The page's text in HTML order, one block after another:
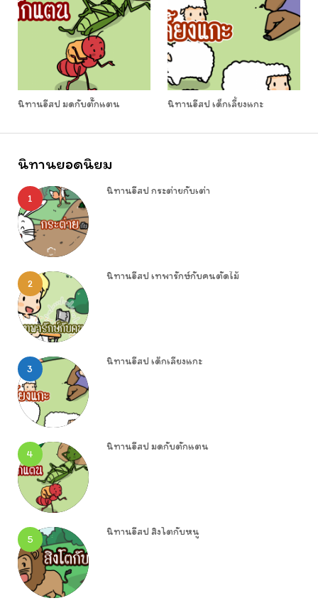
นิทานอีสป มดกับตั๊กแตน นิทานอีสป เด็กเลี้ยงแกะ
นิทานยอดนิยม
1
นิทานอีสป กระต่ายกับเต่า
2
นิทานอีสป เทพารักษ์กับคนตัดไม้
3
นิทานอีสป เด็กเลี้ยงแกะ
4
นิทานอีสป มดกับตั๊กแตน
5
นิทานอีสป สิงโตกับหนู